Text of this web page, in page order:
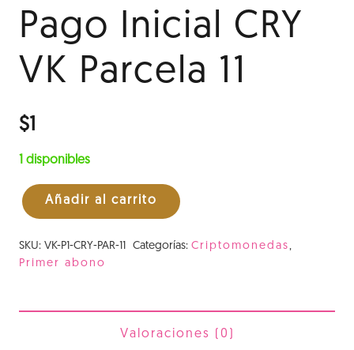
Pago Inicial CRY
VK Parcela 11
$1
1 disponibles
Pago
CRY
Añadir al carrito
SKU: VK-P1-CRY-PAR-11 Categorías: Criptomonedas,
Primer abono
Valoraciones (0)